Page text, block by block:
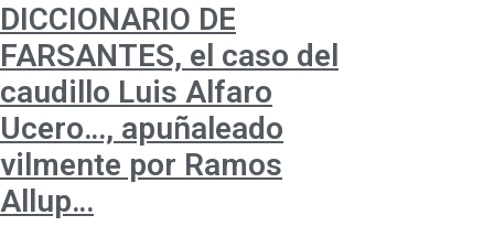
DICCIONARIO DE
FARSANTES, el caso del
caudillo Luis Alfaro
Ucero…, apuñaleado
vilmente por Ramos
Allup…